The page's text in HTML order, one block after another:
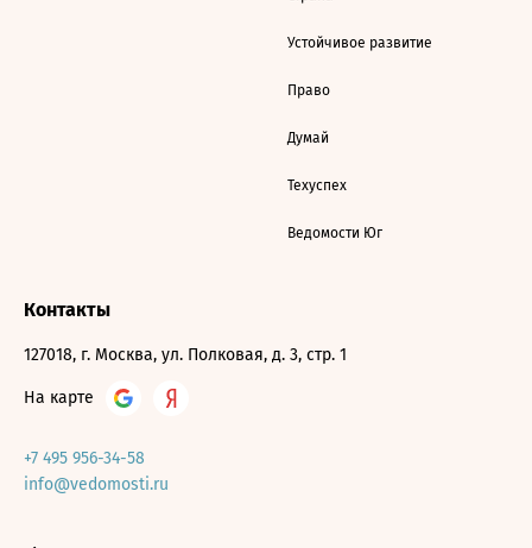
Устойчивое развитие
Право
Думай
Техуспех
Ведомости Юг
Контакты
127018, г. Москва, ул. Полковая, д. 3, стр. 1
На карте
+7 495 956-34-58
info@vedomosti.ru